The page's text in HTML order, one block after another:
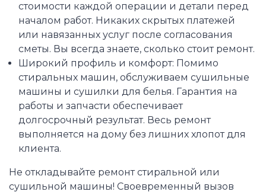
стоимости каждой операции и детали перед
началом работ. Никаких скрытых платежей
или навязанных услуг после согласования
сметы. Вы всегда знаете, сколько стоит ремонт.
Широкий профиль и комфорт: Помимо
стиральных машин, обслуживаем сушильные
машины и сушилки для белья. Гарантия на
работы и запчасти обеспечивает
долгосрочный результат. Весь ремонт
выполняется на дому без лишних хлопот для
клиента.
Не откладывайте ремонт стиральной или
сушильной машины! Своевременный вызов